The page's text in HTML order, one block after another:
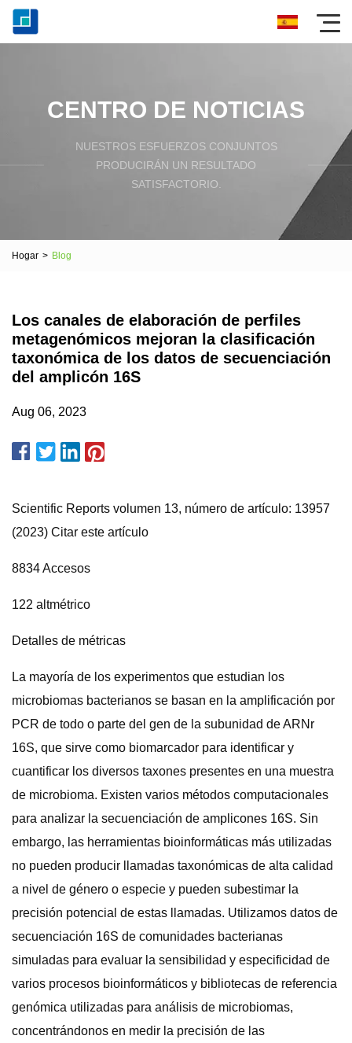
CENTRO DE NOTICIAS
NUESTROS ESFUERZOS CONJUNTOS
PRODUCIRÁN UN RESULTADO
SATISFACTORIO.
Hogar > Blog
Los canales de elaboración de perfiles
metagenómicos mejoran la clasificación
taxonómica de los datos de secuenciación
del amplicón 16S
Aug 06, 2023
Scientific Reports volumen 13, número de artículo: 13957
(2023) Citar este artículo
8834 Accesos
122 altmétrico
Detalles de métricas
La mayoría de los experimentos que estudian los
microbiomas bacterianos se basan en la amplificación por
PCR de todo o parte del gen de la subunidad de ARNr
16S, que sirve como biomarcador para identificar y
cuantificar los diversos taxones presentes en una muestra
de microbioma. Existen varios métodos computacionales
para analizar la secuenciación de amplicones 16S. Sin
embargo, las herramientas bioinformáticas más utilizadas
no pueden producir llamadas taxonómicas de alta calidad
a nivel de género o especie y pueden subestimar la
precisión potencial de estas llamadas. Utilizamos datos de
secuenciación 16S de comunidades bacterianas
simuladas para evaluar la sensibilidad y especificidad de
varios procesos bioinformáticos y bibliotecas de referencia
genómica utilizadas para análisis de microbiomas,
concentrándonos en medir la precisión de las